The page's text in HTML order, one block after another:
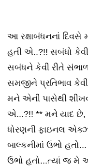
આ રક્ષાબંધનનાં
હતી એ..?!! સબંધો કેવી
સબંધને કેવી રીતે
સમજીને પ્રતિભાવ
મને એની પાસેથી
એ...?!! ** મને યાદ છે,
ધોરણની ફાઇનલ
બાલ્કનીમાં ઉભો
ઉભો હતો...ત્યાં જ મે